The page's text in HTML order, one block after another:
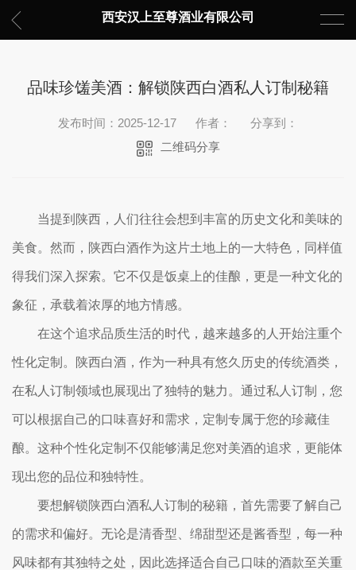
西安汉上至尊酒业有限公司
品味珍馐美酒：解锁陕西白酒私人订制秘籍
发布时间：2025-12-17 作者：
分享到：
二维码分享
当提到陕西，人们往往会想到丰富的历史文化和美味的
美食。然而，陕西白酒作为这片土地上的一大特色，同样值
得我们深入探索。它不仅是饭桌上的佳酿，更是一种文化的
象征，承载着浓厚的地方情感。
在这个追求品质生活的时代，越来越多的人开始注重个
性化定制。陕西白酒，作为一种具有悠久历史的传统酒类，
在私人订制领域也展现出了独特的魅力。通过私人订制，您
可以根据自己的口味喜好和需求，定制专属于您的珍藏佳
酿。这种个性化定制不仅能够满足您对美酒的追求，更能体
现出您的品位和独特性。
要想解锁陕西白酒私人订制的秘籍，首先需要了解自己
的需求和偏好。无论是清香型、绵甜型还是酱香型，每一种
风味都有其独特之处，因此选择适合自己口味的酒款至关重